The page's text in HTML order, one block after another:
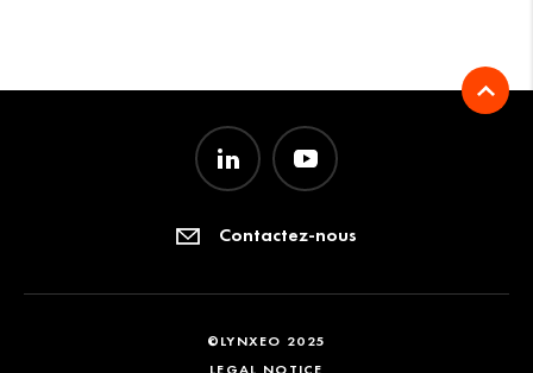
Contactez-nous
©LYNXEO 2025
LEGAL NOTICE